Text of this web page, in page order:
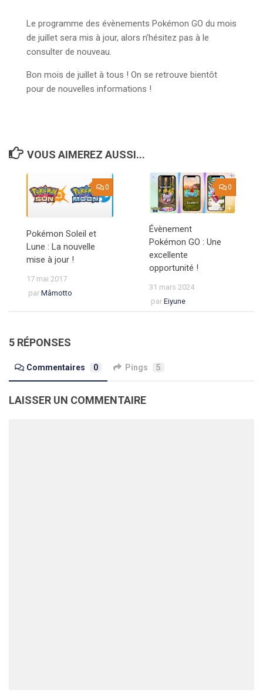
Le programme des évènements Pokémon GO du mois
de juillet sera mis à jour, alors n’hésitez pas à le
consulter de nouveau.
Bon mois de juillet à tous ! On se retrouve bientôt
pour de nouvelles informations !
VOUS AIMEREZ AUSSI...
0
Pokémon Soleil et
Lune : La nouvelle
mise à jour !
17 mai 2017
par Mâmotto
0
Évènement
Pokémon GO : Une
excellente
opportunité !
31 mars 2024
par Eiyune
5 RÉPONSES
Commentaires 0 Pings 5
LAISSER UN COMMENTAIRE